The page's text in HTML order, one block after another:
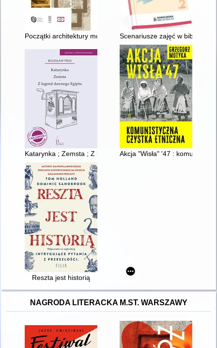
Początki architektury monumentalnej w Polsce : materiały z
Scenariusze zajęć w bibliotece.
Katarynka ; Zemsta ; Z legend dawnego Egiptu
Akcja "Wisła" '47 :
Reszta jest historią
NAGRODA LITERACKA M.ST. WARSZAWY